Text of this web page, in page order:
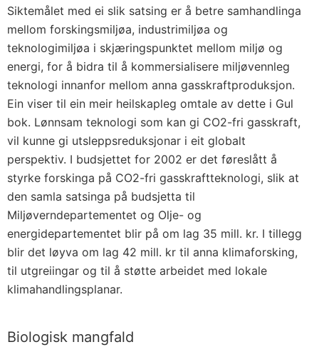
Siktemålet med ei slik satsing er å betre samhandlinga
mellom forskingsmiljøa, industrimiljøa og
teknologimiljøa i skjæringspunktet mellom miljø og
energi, for å bidra til å kommersialisere miljøvennleg
teknologi innanfor mellom anna gasskraftproduksjon.
Ein viser til ein meir heilskapleg omtale av dette i Gul
bok. Lønnsam teknologi som kan gi CO2-fri gasskraft,
vil kunne gi utsleppsreduksjonar i eit globalt
perspektiv. I budsjettet for 2002 er det føreslått å
styrke forskinga på CO2-fri gasskraftteknologi, slik at
den samla satsinga på budsjetta til
Miljøverndepartementet og Olje- og
energidepartementet blir på om lag 35 mill. kr. I tillegg
blir det løyva om lag 42 mill. kr til anna klimaforsking,
til utgreiingar og til å støtte arbeidet med lokale
klimahandlingsplanar.
Biologisk mangfald